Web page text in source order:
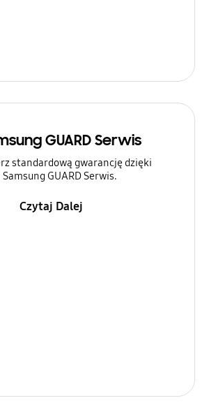
GUARD Serwis
standardową gwarancję dzięki
Samsung GUARD Serwis.
Czytaj Dalej